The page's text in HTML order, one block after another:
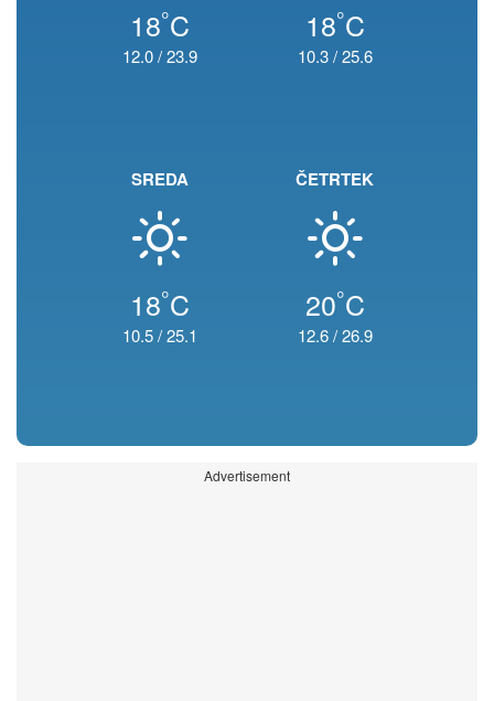
18°C
12.0/23.9
18°C
10.3/25.6
SREDA
18°C
10.5/25.1
ČETRTEK
20°C
12.6/26.9
Advertisement